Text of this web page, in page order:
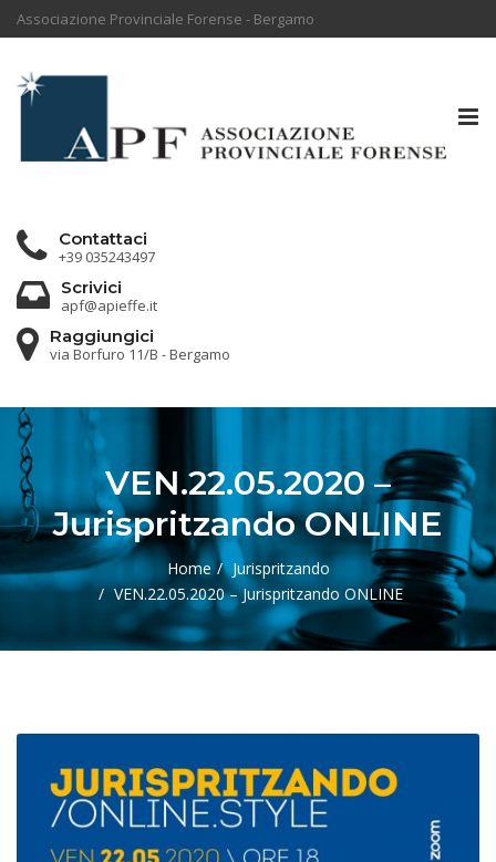
Associazione Provinciale Forense - Bergamo
Contattaci
+39 035243497
Scrivici
apf@apieffe.it
Raggiungici
via Borfuro 11/B - Bergamo
VEN.22.05.2020 –
Jurispritzando ONLINE
Home
Jurispritzando
VEN.22.05.2020 – Jurispritzando ONLINE